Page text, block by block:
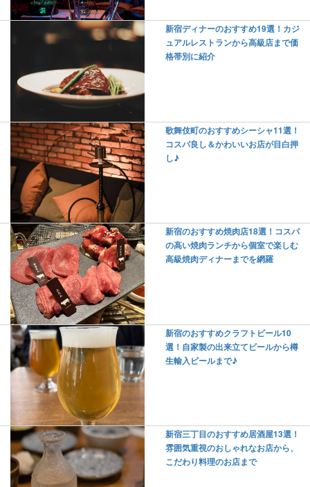
新宿ディナーのおすすめ19選！カジ
ュアルレストランから高級店まで価
格帯別に紹介
歌舞伎町のおすすめシーシャ11選！
コスパ良し＆かわいいお店が目白押
し♪
新宿のおすすめ焼肉店18選！コスパ
の高い焼肉ランチから個室で楽しむ
高級焼肉ディナーまでを網羅
新宿のおすすめクラフトビール10
選！自家製の出来立てビールから樽
生輸入ビールまで♪
新宿三丁目のおすすめ居酒屋13選！
雰囲気重視のおしゃれなお店から、
こだわり料理のお店まで